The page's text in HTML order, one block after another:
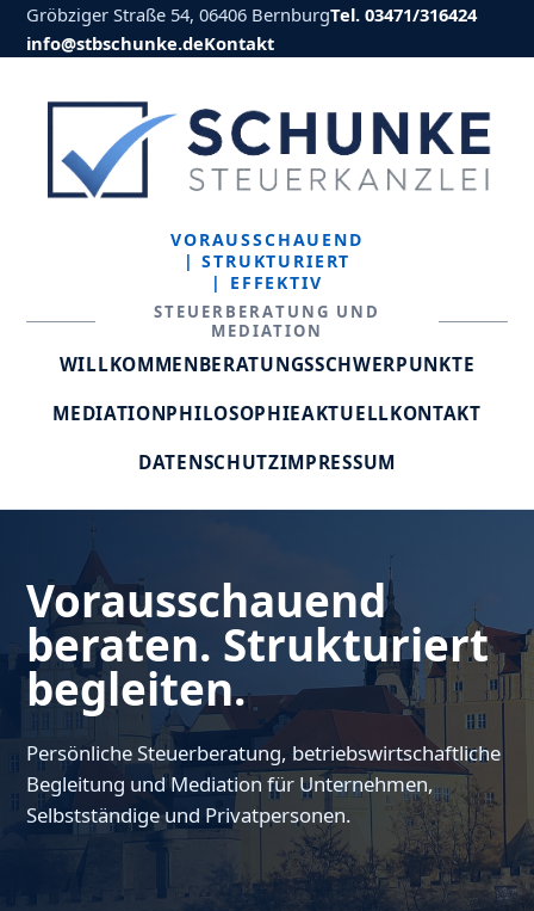
Gröbziger Straße 54, 06406 BernburgTel. 03471/316424
info@stbschunke.deKontakt
VORAUSSCHAUEND
| STRUKTURIERT
| EFFEKTIV
STEUERBERATUNG UND
MEDIATION
WILLKOMMENBERATUNGSSCHWERPUNKTE
MEDIATIONPHILOSOPHIEAKTUELLKONTAKT
DATENSCHUTZIMPRESSUM
Vorausschauend
beraten. Strukturiert
begleiten.
Persönliche Steuerberatung, betriebswirtschaftliche
Begleitung und Mediation für Unternehmen,
Selbstständige und Privatpersonen.